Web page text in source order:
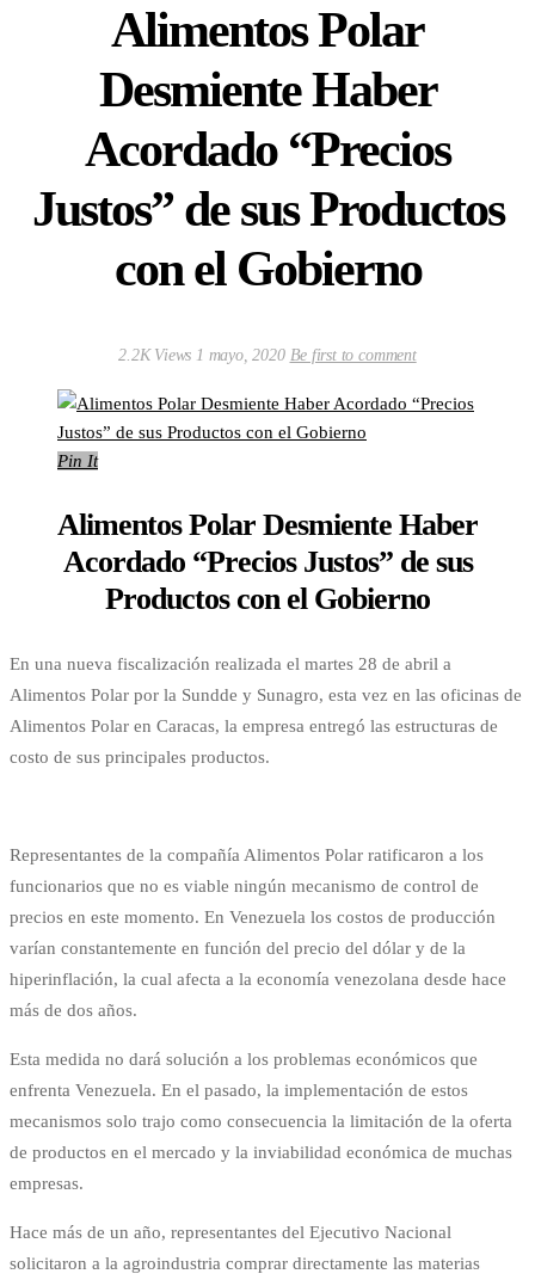
Alimentos Polar
Desmiente Haber
Acordado “Precios
Justos” de sus Productos
con el Gobierno
2.2K Views 1 mayo, 2020 Be first to comment
Pin It
Alimentos Polar Desmiente Haber
Acordado “Precios Justos” de sus
Productos con el Gobierno
En una nueva fiscalización realizada el martes 28 de abril a
Alimentos Polar por la Sundde y Sunagro, esta vez en las oficinas de
Alimentos Polar en Caracas, la empresa entregó las estructuras de
costo de sus principales productos.
Representantes de la compañía Alimentos Polar ratificaron a los
funcionarios que no es viable ningún mecanismo de control de
precios en este momento. En Venezuela los costos de producción
varían constantemente en función del precio del dólar y de la
hiperinflación, la cual afecta a la economía venezolana desde hace
más de dos años.
Esta medida no dará solución a los problemas económicos que
enfrenta Venezuela. En el pasado, la implementación de estos
mecanismos solo trajo como consecuencia la limitación de la oferta
de productos en el mercado y la inviabilidad económica de muchas
empresas.
Hace más de un año, representantes del Ejecutivo Nacional
solicitaron a la agroindustria comprar directamente las materias